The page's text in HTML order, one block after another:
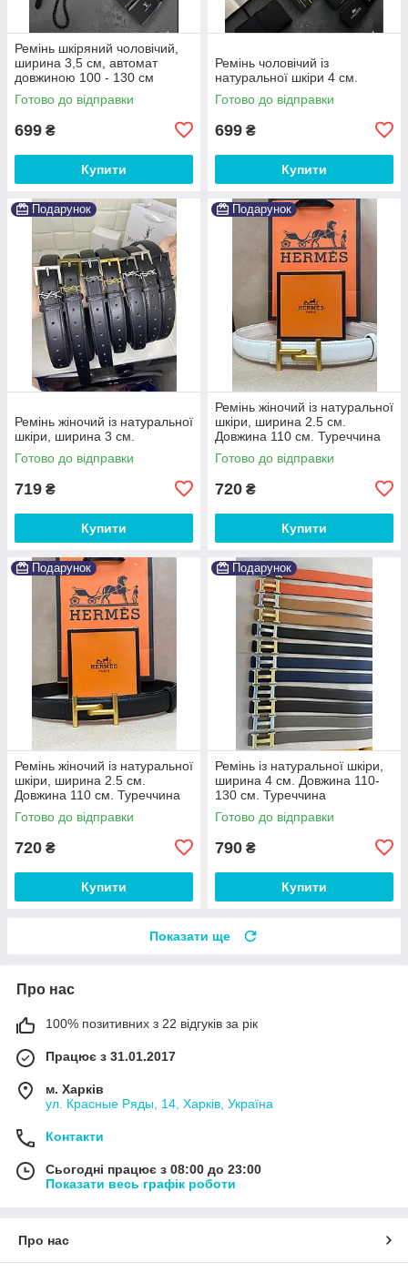
Ремінь шкіряний чоловічий,
ширина 3,5 см, автомат
довжиною 100 - 130 см
Готово до відправки
699 ₴
Купити
Ремінь чоловічий із
натуральної шкіри 4 см.
Готово до відправки
699 ₴
Купити
Подарунок
Ремінь жіночий із натуральної
шкіри, ширина 3 см.
Готово до відправки
719 ₴
Купити
Подарунок
Ремінь жіночий із натуральної
шкіри, ширина 2.5 см.
Довжина 110 см. Туреччина
Готово до відправки
720 ₴
Купити
Подарунок
Ремінь жіночий із натуральної
шкіри, ширина 2.5 см.
Довжина 110 см. Туреччина
Готово до відправки
720 ₴
Купити
Подарунок
Ремінь із натуральної шкіри,
ширина 4 см. Довжина 110-
130 см. Туреччина
Готово до відправки
790 ₴
Купити
Показати ще
Про нас
100% позитивних з 22 відгуків за рік
Працює з 31.01.2017
м. Харків
ул. Красные Ряды, 14, Харків, Україна
Контакти
Сьогодні працює з 08:00 до 23:00
Показати весь графік роботи
Про нас